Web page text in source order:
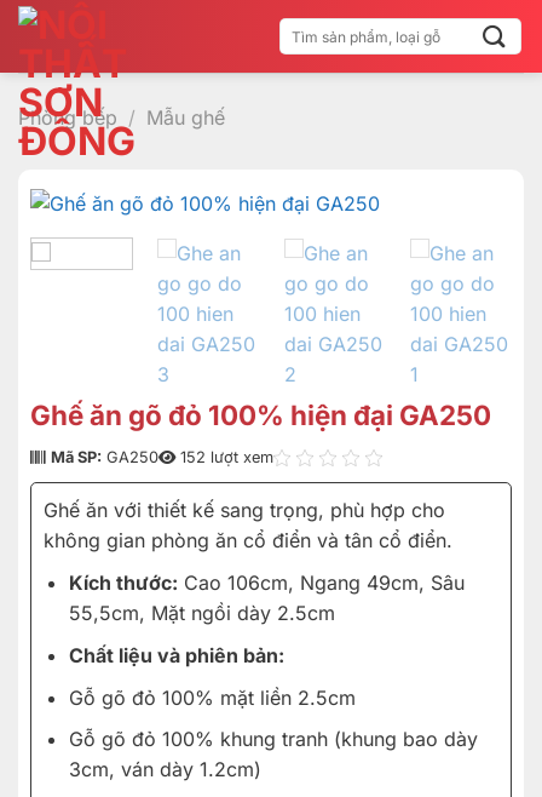
Bỏ
qua
nội
dung
Tìm
kiếm:
Phòng bếp / Mẫu ghế
Ghế ăn gõ đỏ 100% hiện đại GA250
Mã SP: GA250 152 lượt xem
Ghế ăn với thiết kế sang trọng, phù hợp cho
không gian phòng ăn cổ điển và tân cổ điển.
Kích thước: Cao 106cm, Ngang 49cm, Sâu
55,5cm, Mặt ngồi dày 2.5cm
Chất liệu và phiên bản:
Gỗ gõ đỏ 100% mặt liền 2.5cm
Gỗ gõ đỏ 100% khung tranh (khung bao dày
3cm, ván dày 1.2cm)